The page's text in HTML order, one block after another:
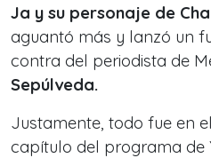
Ja y su personaje de
aguantó más y lanzó un
contra del periodista de
Sepúlveda.
Justamente, todo fue en
capítulo del programa de